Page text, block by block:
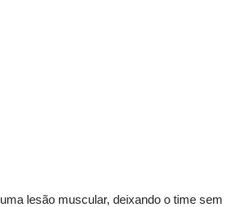
lesão muscular, deixando o time sem